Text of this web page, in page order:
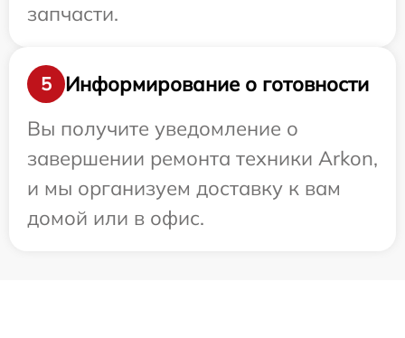
запчасти.
5
Информирование о готовности
Вы получите уведомление о
завершении ремонта техники Arkon,
и мы организуем доставку к вам
домой или в офис.